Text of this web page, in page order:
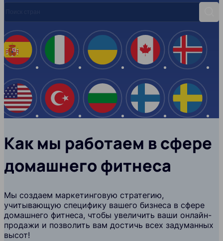
Испания
США
Италия
Турция
Украина
Болгария
Канада
Финляндия
Как мы работаем в сфере
домашнего фитнеса
Мы создаем маркетинговую стратегию,
учитывающую специфику вашего бизнеса в сфере
домашнего фитнеса, чтобы увеличить ваши онлайн-
продажи и позволить вам достичь всех задуманных
высот!